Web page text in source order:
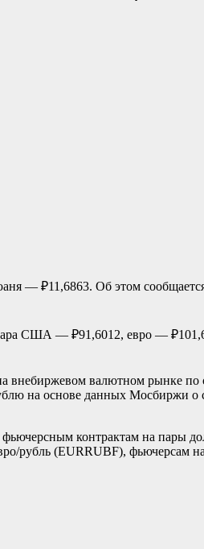
— ₽11,6863. Об этом
США — ₽91,6012, евро —
внебиржевом валютном рынке по
на основе данных Мосбиржи о
контрактам на пары
рубль (EURRUBF), фьючерсам